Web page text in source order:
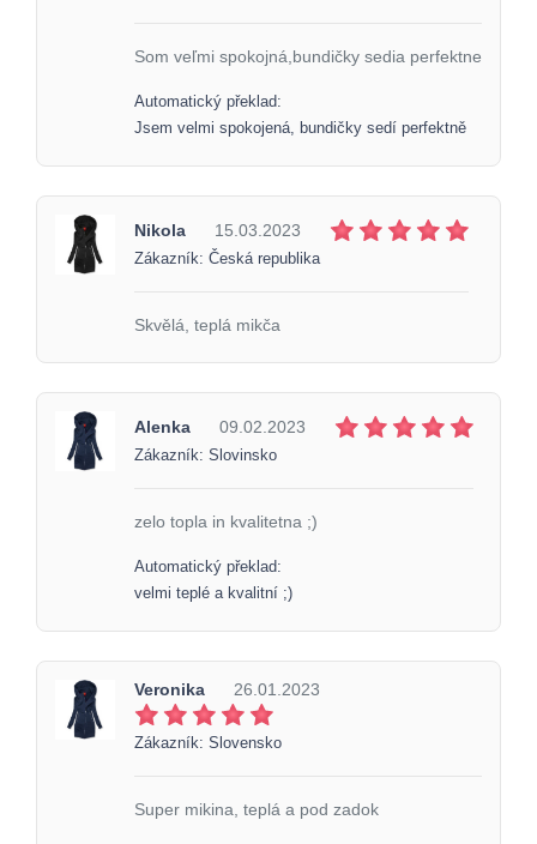
Som veľmi spokojná,bundičky sedia perfektne
Automatický překlad:
Jsem velmi spokojená, bundičky sedí perfektně
Nikola 15.03.2023
Zákazník: Česká republika
Skvělá, teplá mikča
Alenka 09.02.2023
Zákazník: Slovinsko
zelo topla in kvalitetna ;)
Automatický překlad:
velmi teplé a kvalitní ;)
Veronika 26.01.2023
Zákazník: Slovensko
Super mikina, teplá a pod zadok